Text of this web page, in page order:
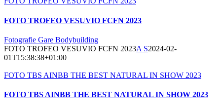
FOTO TROFEO VESUVIO FCFN 2023
Fotografie Gare Bodybuilding
FOTO TROFEO VESUVIO FCFN 2023A S2024-02-
01T15:38:38+01:00
FOTO TBS AINBB THE BEST NATURAL IN SHOW 2023
FOTO TBS AINBB THE BEST NATURAL IN SHOW 2023